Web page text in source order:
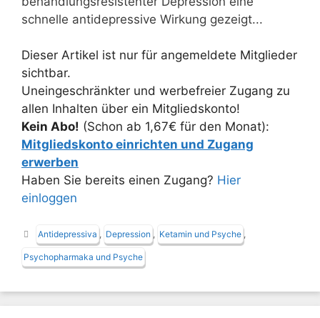
schnelle antidepressive Wirkung gezeigt...
Dieser Artikel ist nur für angemeldete Mitglieder
sichtbar.
Uneingeschränkter und werbefreier Zugang zu
allen Inhalten über ein Mitgliedskonto!
Kein Abo! (Schon ab 1,67€ für den Monat):
Mitgliedskonto einrichten und Zugang
erwerben
Haben Sie bereits einen Zugang? Hier
einloggen
Schlagwörter
Antidepressiva , Depression , Ketamin und Psyche ,
Psychopharmaka und Psyche